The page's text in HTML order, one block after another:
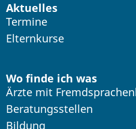
Aktuelles
Termine
Elternkurse
Wo finde ich was
Ärzte mit
Beratungsstellen
Bildung